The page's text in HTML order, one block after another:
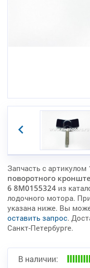
Запчасть с артикулом
поворотного
6 8M0155324 из
лодочного мотора.
указана ниже. Вы
оставить запрос.
Санкт-Петербурге.
В наличии: